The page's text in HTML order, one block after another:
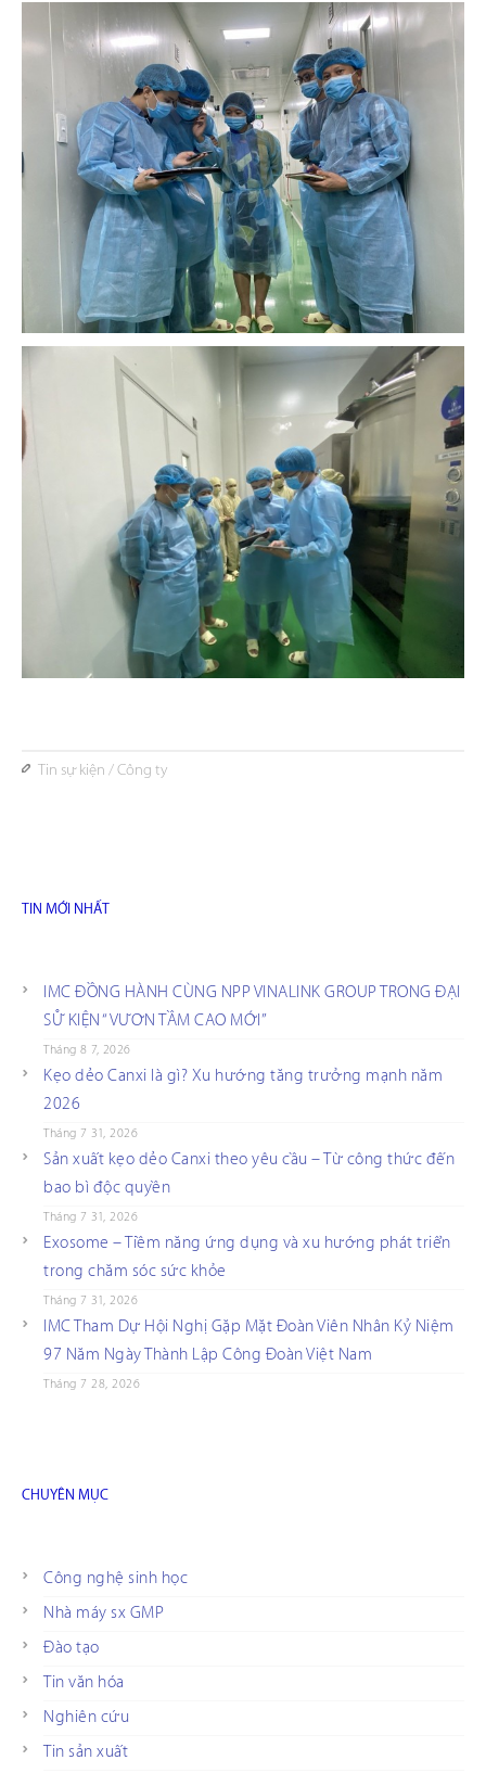
Tin sự kiện /Công ty
TIN MỚI NHẤT
IMC ĐỒNG HÀNH CÙNG NPP VINALINK GROUP TRONG ĐẠI
SỰ KIỆN “VƯƠN TẦM CAO MỚI”
Tháng 8 7, 2026
Kẹo dẻo Canxi là gì? Xu hướng tăng trưởng mạnh năm
2026
Tháng 7 31, 2026
Sản xuất kẹo dẻo Canxi theo yêu cầu – Từ công thức đến
bao bì độc quyền
Tháng 7 31, 2026
Exosome – Tiềm năng ứng dụng và xu hướng phát triển
trong chăm sóc sức khỏe
Tháng 7 31, 2026
IMC Tham Dự Hội Nghị Gặp Mặt Đoàn Viên Nhân Kỷ Niệm
97 Năm Ngày Thành Lập Công Đoàn Việt Nam
Tháng 7 28, 2026
CHUYÊN MỤC
Công nghệ sinh học
Nhà máy sx GMP
Đào tạo
Tin văn hóa
Nghiên cứu
Tin sản xuất